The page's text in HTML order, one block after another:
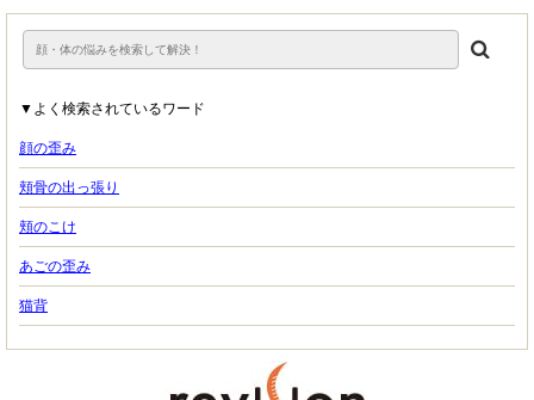
▼よく検索されているワード
顔の歪み
頬骨の出っ張り
頬のこけ
あごの歪み
猫背